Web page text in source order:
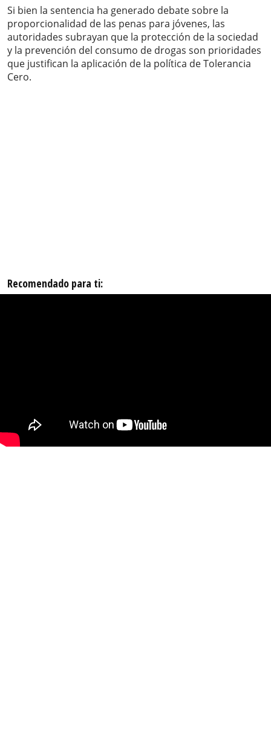
Si bien la sentencia ha generado debate sobre la
proporcionalidad de las penas para jóvenes, las
autoridades subrayan que la protección de la sociedad
y la prevención del consumo de drogas son prioridades
que justifican la aplicación de la política de Tolerancia
Cero.
Recomendado para ti: